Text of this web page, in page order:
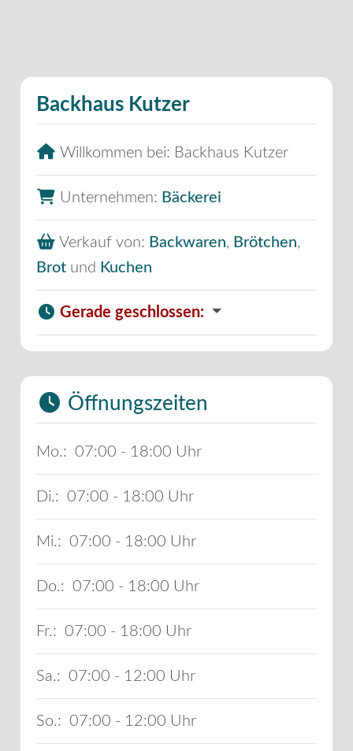
Backhaus Kutzer
Willkommen bei: Backhaus Kutzer
Unternehmen: Bäckerei
Verkauf von: Backwaren, Brötchen,
Brot und Kuchen
Gerade geschlossen:
Öffnungszeiten
Mo.: 07:00 - 18:00
Di.: 07:00 - 18:00
Mi.: 07:00 - 18:00
Do.: 07:00 - 18:00
Fr.: 07:00 - 18:00
Sa.: 07:00 - 12:00
So.: 07:00 - 12:00